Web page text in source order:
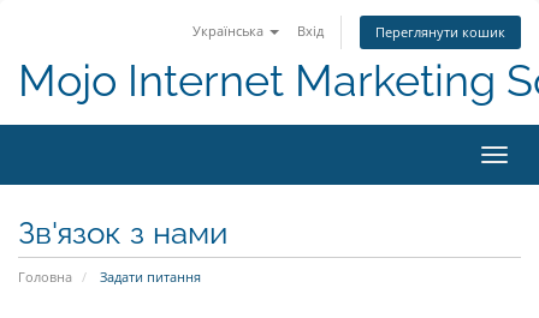
Українська Вхід Переглянути кошик
Mojo Internet Marketing
Зв'язок з нами
Головна Задати питання